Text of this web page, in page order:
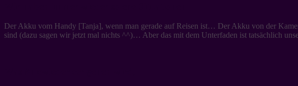
Der Akku vom Handy [Tanja], wenn man gerade auf Reisen ist… Der Akku von der
sind (dazu sagen wir jetzt mal nichts ^^)… Aber das mit dem Unterfaden ist tatsächlich